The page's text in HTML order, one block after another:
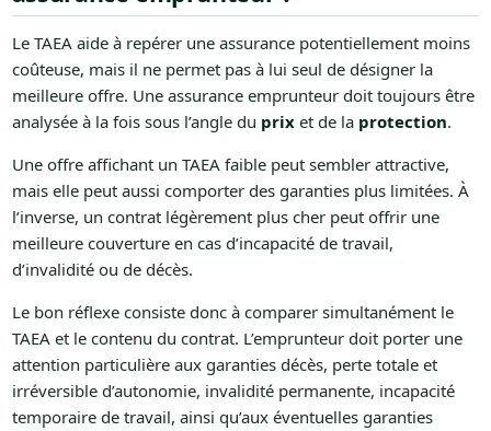
Le TAEA aide à repérer une assurance potentiellement moins
coûteuse, mais il ne permet pas à lui seul de désigner la
meilleure offre. Une assurance emprunteur doit toujours être
analysée à la fois sous l’angle du prixet de la protection.
Une offre affichant un TAEA faible peut sembler attractive,
mais elle peut aussi comporter des garanties plus limitées. À
l’inverse, un contrat légèrement plus cher peut offrir une
meilleure couverture en cas d’incapacité de travail,
d’invalidité ou de décès.
Le bon réflexe consiste donc à comparer simultanément le
TAEA et le contenu du contrat. L’emprunteur doit porter une
attention particulière aux garanties décès, perte totale et
irréversible d’autonomie, invalidité permanente, incapacité
temporaire de travail, ainsi qu’aux éventuelles garanties